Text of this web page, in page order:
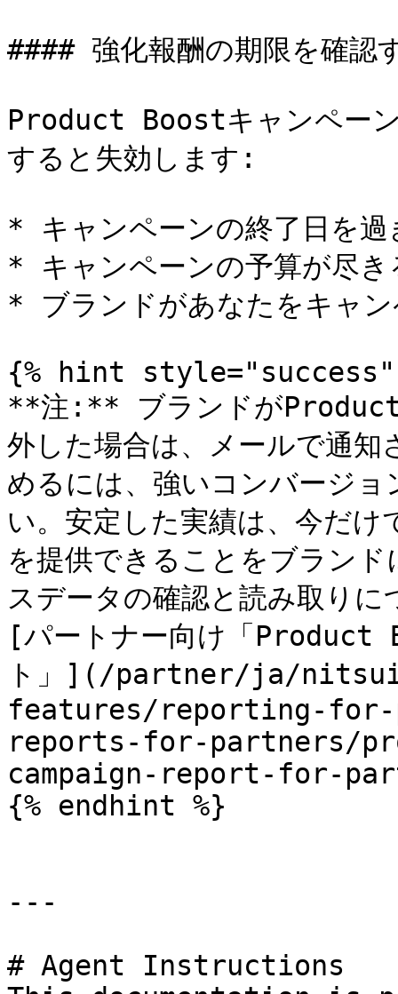
#### 強化報酬の期限を確認
Product Boostキャンペーン
すると失効します:
* キャンペーンの終了日を過
* キャンペーンの予算が尽き
* ブランドがあなたをキャン
{% hint style="success"
**注:** ブランドがProduct
外した場合は、メールで通知
めるには、強いコンバージ
い。安定した実績は、今だ
を提供できることをブラン
スデータの確認と読み取り
[パートナー向け「Product
ト」](/partner/ja/
features/reporting-for-
reports-for-partners/
campaign-report-for-
{% endhint %}
---
# Agent Instructions